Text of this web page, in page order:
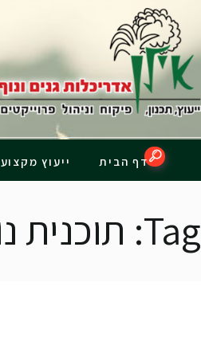
דף הבית ייעוץ
Tag: תוכנית נופית